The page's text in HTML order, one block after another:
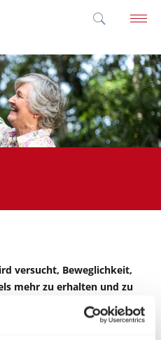
versucht, Beweglichkeit,
mehr zu erhalten und zu